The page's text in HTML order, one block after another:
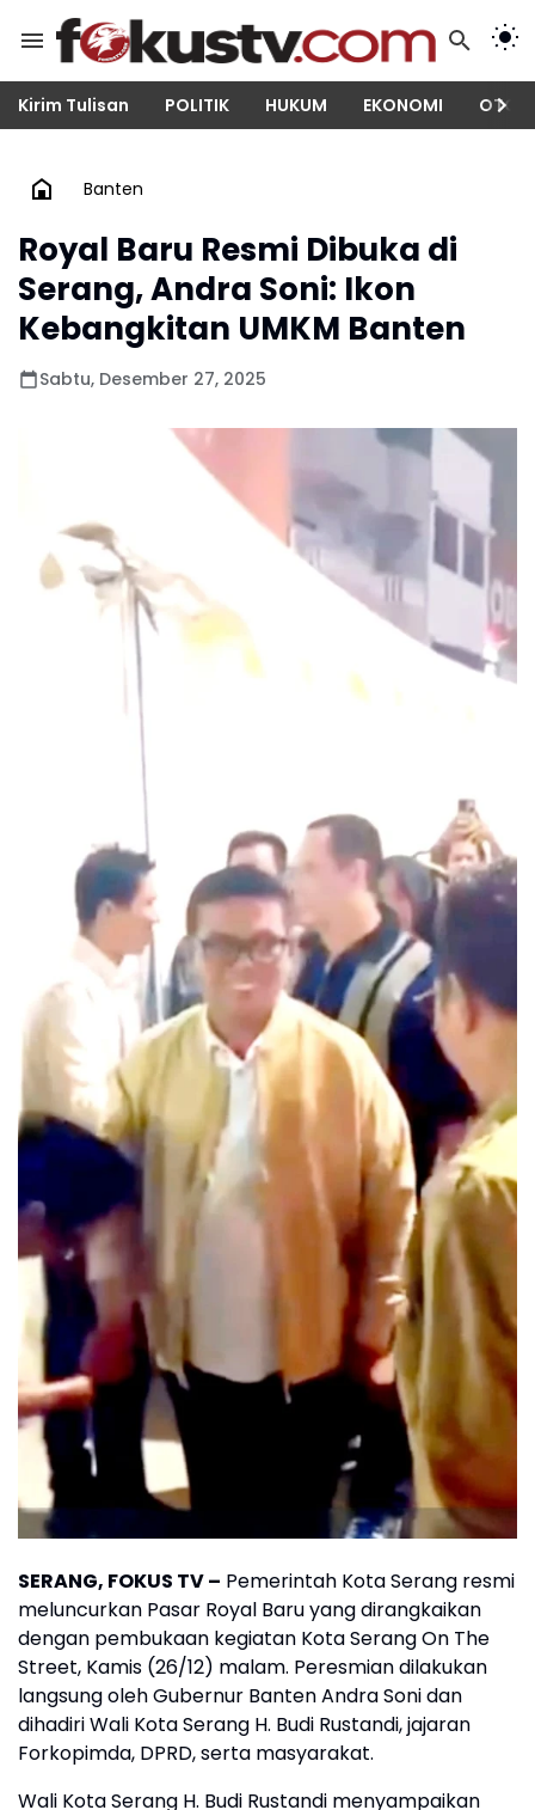
Kirim Tulisan POLITIK HUKUM EKONOMI
Banten
Royal Baru Resmi Dibuka di
Serang, Andra Soni: Ikon
Kebangkitan UMKM Banten
Sabtu, Desember 27, 2025
SERANG, FOKUS TV – Pemerintah Kota Serang resmi
meluncurkan Pasar Royal Baru yang dirangkaikan
dengan pembukaan kegiatan Kota Serang On The
Street, Kamis (26/12) malam. Peresmian dilakukan
langsung oleh Gubernur Banten Andra Soni dan
dihadiri Wali Kota Serang H. Budi Rustandi, jajaran
Forkopimda, DPRD, serta masyarakat.
Wali Kota Serang H. Budi Rustandi menyampaikan